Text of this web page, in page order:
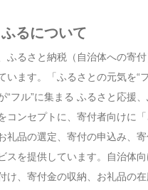
るについて
ふるさと納税（自治体への寄
います。「ふるさとの元気を“
“フル”に集まる ふるさと応援
コンセプトに、寄付者向けに「
礼品の選定、寄付の申込み、
スを提供しています。自治体
け、寄付金の収納、お礼品の